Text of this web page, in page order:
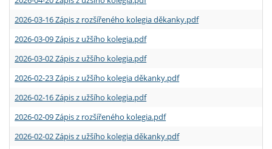
2026-03-16 Zápis z rozšířeného kolegia děkanky.pdf
2026-03-09 Zápis z užšího kolegia.pdf
2026-03-02 Zápis z užšího kolegia.pdf
2026-02-23 Zápis z užšího kolegia děkanky.pdf
2026-02-16 Zápis z užšího kolegia.pdf
2026-02-09 Zápis z rozšířeného kolegia.pdf
2026-02-02 Zápis z užšího kolegia děkanky.pdf